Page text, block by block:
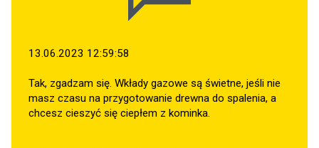
13.06.2023 12:59:58
Tak, zgadzam się. Wkłady gazowe są świetne, jeśli nie
masz czasu na przygotowanie drewna do spalenia, a
chcesz cieszyć się ciepłem z kominka.